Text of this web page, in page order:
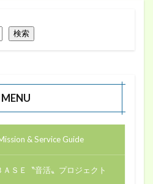
検索
MENU
& Service Guide
ＳＥ〝音活〟プロジェクト